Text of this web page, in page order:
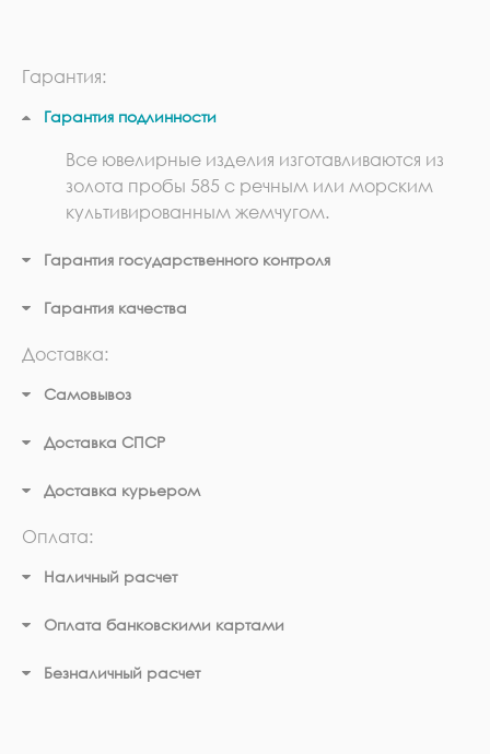
Гарантия:
Гарантия подлинности
Все ювелирные изделия изготавливаются из
золота пробы 585 с речным или морским
культивированным жемчугом.
Гарантия государственного контроля
Гарантия качества
Доставка:
Самовывоз
Доставка СПСР
Доставка курьером
Оплата:
Наличный расчет
Оплата банковскими картами
Безналичный расчет